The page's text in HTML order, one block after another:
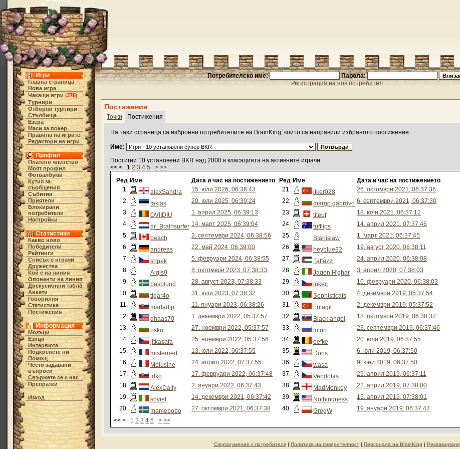
Игри
Главна страница
Нова игра
Чакащи игри (376)
Турнири
Отборни турнири
Стълбища
Езера
Маси за покер
Правила на игрите
Редактори на игри
Профил
Платено членство
Моят профил
Фотоалбуми
Кутия за
съобщения
Събития
Приятели
Блокирани
потребители
Настройки
Статистики
Какво ново
Победители
Рейтинги
Списък с играчи
Дружества
Кой е на линия
Опоненти на линия
Дискусионни табла́
Анкети
Говорилня
Статистика
Постижения
Информация
Мозъци
Езици
Интервюта
Подкрепете ни
Помощ
Често задавани
въпроси
Свържете се с нас
Препратки
Изход
Потребителско име:
Парола:
Регистрация на нов потребител
Постижения
Точки Постижения
На тази страница са изброени потребителите на BrainKing, които са направили избраното постижение.
Име:
Постигни 10 установени BKR над 2000 в класацията на активните играчи.
<< < 1 2 3 4 5 > >>
Ред Име
Дата и час на постижението
1.
alexSandra
15. юли 2026, 06:36:43
2.
takjas
20. юли 2025, 06:39:24
3.
OVIIDIU
1. април 2025, 06:39:13
4.
dr_Brainsurfer 14. март 2025, 06:39:04
5.
beach
2. септември 2024, 06:38:56
6.
andreas
22. май 2024, 06:39:00
7.
shpek
5. февруари 2024, 06:38:55
8.
Algis9
8. октомври 2023, 07:38:33
9.
basplund
28. август 2023, 07:38:33
10.
tigar4o
31. юли 2023, 07:38:32
11.
martadip
11. януари 2023, 06:38:26
12.
dhaas70
1. декември 2022, 05:37:57
13.
osko
27. ноември 2022, 05:37:57
14.
jitkasafa
25. ноември 2022, 05:37:56
15.
misterned
13. юли 2022, 06:37:55
16.
Mélusine
24. април 2022, 07:37:55
17.
idko
17. февруари 2022, 06:37:48
18.
AlexDaily
2. януари 2022, 06:37:43
19.
soviet
14. декември 2021, 06:37:42
20.
mamebobo 27. октомври 2021, 06:37:38
Ред Име
Дата и час на постижението
21.
ilker028
26. октомври 2021, 06:37:36
22.
margo.gabrovo 6. септември 2021, 06:37:30
23.
titeuf
18. юли 2021, 06:37:12
24.
tufflips
14. април 2021, 07:37:46
25.
Stanislaw
1. март 2021, 06:37:45
26.
heyblue32
19. август 2020, 06:38:11
27.
Taffazzi
24. април 2020, 06:38:08
28.
Jaqen H'ghar
3. април 2020, 07:38:03
29.
lukec
10. февруари 2020, 06:38:03
30.
Sophisticats
4. декември 2019, 05:37:54
31.
Tutagil
2. декември 2019, 05:37:52
32.
Black angel
18. октомври 2019, 06:38:37
33.
foton
23. септември 2019, 06:37:46
34.
eefke
20. юли 2019, 06:37:55
35.
Doris
6. юли 2019, 06:37:50
36.
wasa
9. юни 2019, 06:37:50
37.
Vendolas
29. април 2019, 06:37:11
38.
MadMonkey
22. април 2019, 07:38:00
39.
Nothingness
15. април 2019, 07:38:01
40.
GregW
19. януари 2019, 06:37:47
<< < 1 2 3 4 5 > >>
Споразумение с потребителя| Политика на поверителност| Персонала на BrainKing | Рекламиране